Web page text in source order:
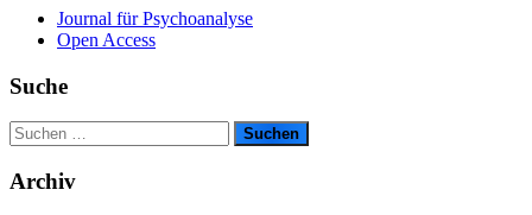
Journal für Psychoanalyse
Open Access
Suche
Suchen
nach:
Archiv